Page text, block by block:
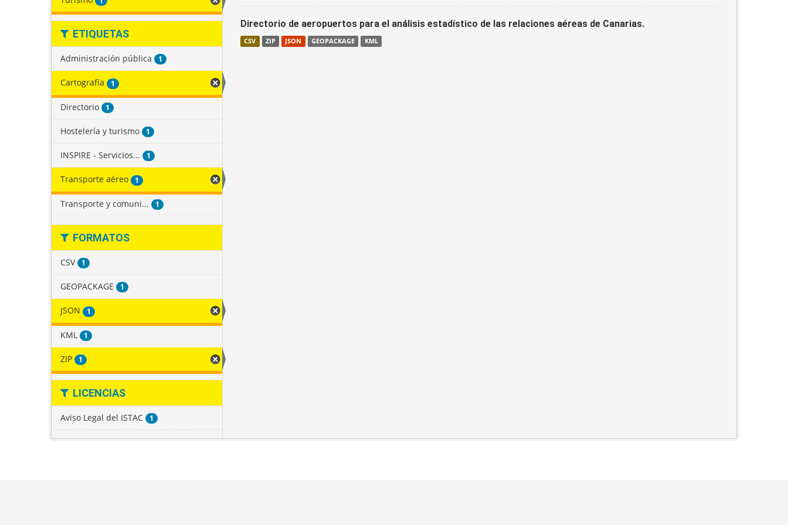
ETIQUETAS
Administración pública 1
Cartografía 1
Directorio 1
Hostelería y turismo 1
INSPIRE - Servicios... 1
Transporte aéreo 1
Transporte y comuni... 1
FORMATOS
CSV 1
GEOPACKAGE 1
JSON 1
KML 1
ZIP 1
LICENCIAS
Aviso Legal del ISTAC 1
Directorio de aeropuertos para el análisis estadístico de las relaciones aéreas de Canarias.
CSV ZIP JSON GEOPACKAGE KML